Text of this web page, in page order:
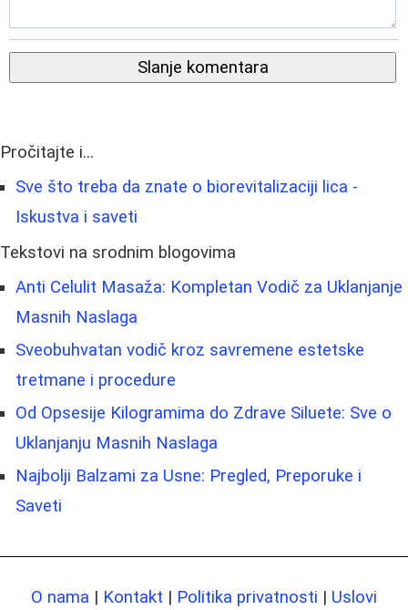
Slanje komentara
Pročitajte i...
Sve što treba da znate o biorevitalizaciji lica -
Iskustva i saveti
Tekstovi na srodnim blogovima
Anti Celulit Masaža: Kompletan Vodič za Uklanjanje
Masnih Naslaga
Sveobuhvatan vodič kroz savremene estetske
tretmane i procedure
Od Opsesije Kilogramima do Zdrave Siluete: Sve o
Uklanjanju Masnih Naslaga
Najbolji Balzami za Usne: Pregled, Preporuke i
Saveti
O nama | Kontakt | Politika privatnosti | Uslovi